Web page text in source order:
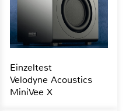
Einzeltest
Velodyne Acoustics
MiniVee X